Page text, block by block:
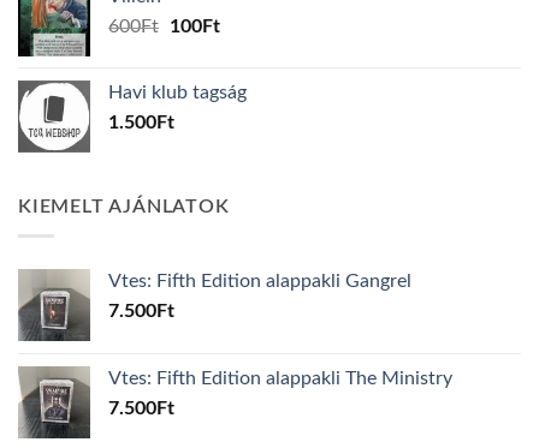
600Ft
Original
600Ft.
100FtCurrent
100Ft.
Havi klub tagság
1.500Ft
KIEMELT AJÁNLATOK
Vtes: Fifth Edition alappakli Gangrel
7.500Ft
Vtes: Fifth Edition alappakli The Ministry
7.500Ft